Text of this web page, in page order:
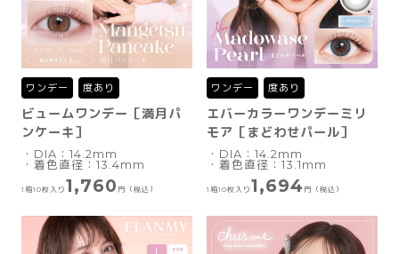
ワンデー 度あり
ビュームワンデー［満月パ
ンケーキ］
・DIA：14.2mm
・着色直径：13.4mm
1箱10枚入り 1,760 円（税込）
ワンデー 度あり
エバーカラーワンデーミリ
モア［まどわせパール］
・DIA：14.2mm
・着色直径：13.1mm
1箱10枚入り 1,694 円（税込）